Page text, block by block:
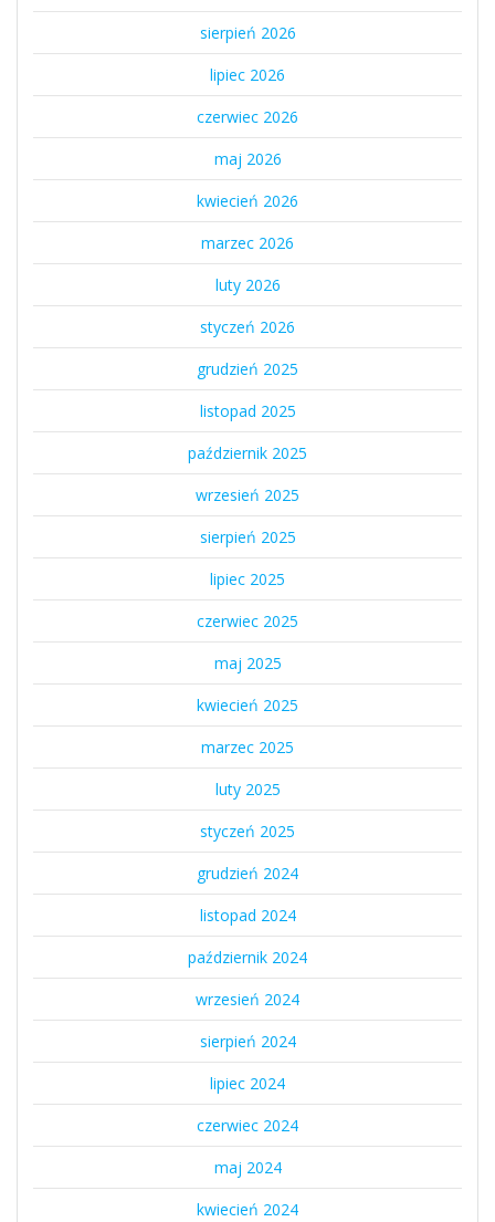
sierpień 2026
lipiec 2026
czerwiec 2026
maj 2026
kwiecień 2026
marzec 2026
luty 2026
styczeń 2026
grudzień 2025
listopad 2025
październik 2025
wrzesień 2025
sierpień 2025
lipiec 2025
czerwiec 2025
maj 2025
kwiecień 2025
marzec 2025
luty 2025
styczeń 2025
grudzień 2024
listopad 2024
październik 2024
wrzesień 2024
sierpień 2024
lipiec 2024
czerwiec 2024
maj 2024
kwiecień 2024